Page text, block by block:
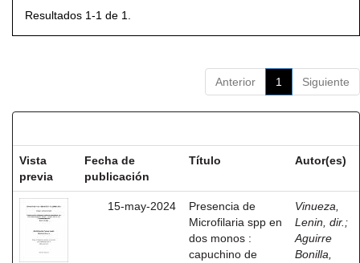
Resultados 1-1 de 1.
Anterior 1 Siguiente
Vista
previa
Fecha de
publicación
Título Autor(es)
15-may-2024
Presencia de
Microfilaria spp en
dos monos :
capuchino de
Vinueza,
Lenin, dir. ;
Aguirre
Bonilla,